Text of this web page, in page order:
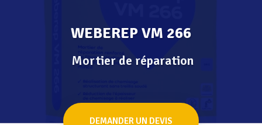
WEBEREP VM 266
Mortier de réparation
DEMANDER UN DEVIS